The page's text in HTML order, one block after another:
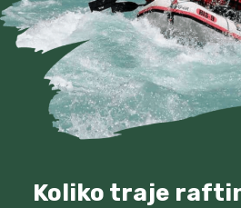
Koliko traje